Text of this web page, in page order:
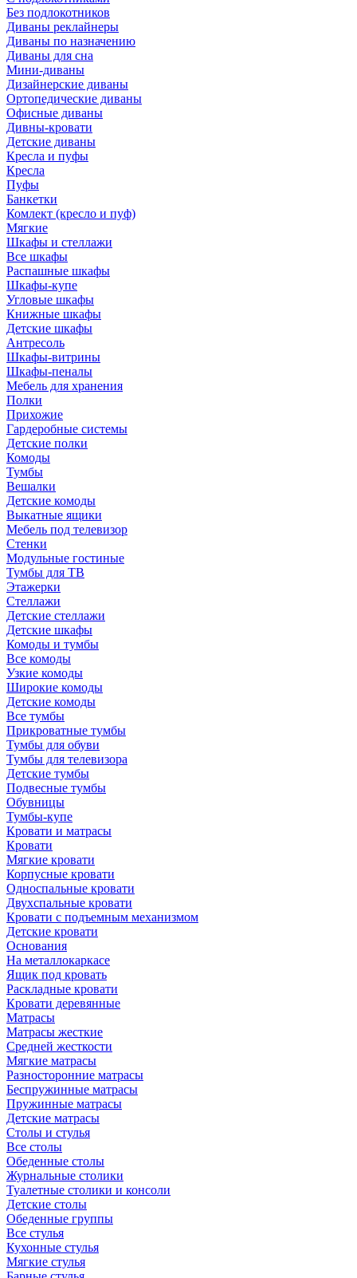
Без подлокотников
Диваны реклайнеры
Диваны по назначению
Диваны для сна
Мини-диваны
Дизайнерские диваны
Ортопедические диваны
Офисные диваны
Дивны-кровати
Детские диваны
Кресла и пуфы
Кресла
Пуфы
Банкетки
Комлект (кресло и пуф)
Мягкие
Шкафы и стеллажи
Все шкафы
Распашные шкафы
Шкафы-купе
Угловые шкафы
Книжные шкафы
Детские шкафы
Антресоль
Шкафы-витрины
Шкафы-пеналы
Мебель для хранения
Полки
Прихожие
Гардеробные системы
Детские полки
Комоды
Тумбы
Вешалки
Детские комоды
Выкатные ящики
Мебель под телевизор
Стенки
Модульные гостиные
Тумбы для ТВ
Этажерки
Стеллажи
Детские стеллажи
Детские шкафы
Комоды и тумбы
Все комоды
Узкие комоды
Широкие комоды
Детские комоды
Все тумбы
Прикроватные тумбы
Тумбы для обуви
Тумбы для телевизора
Детские тумбы
Подвесные тумбы
Обувницы
Тумбы-купе
Кровати и матрасы
Кровати
Мягкие кровати
Корпусные кровати
Односпальные кровати
Двухспальные кровати
Кровати с подъемным механизмом
Детские кровати
Основания
На металлокаркасе
Ящик под кровать
Раскладные кровати
Кровати деревянные
Матрасы
Матрасы жесткие
Средней жесткости
Мягкие матрасы
Разносторонние матрасы
Беспружинные матрасы
Пружинные матрасы
Детские матрасы
Столы и стулья
Все столы
Обеденные столы
Журнальные столики
Туалетные столики и консоли
Детские столы
Обеденные группы
Все стулья
Кухонные стулья
Мягкие стулья